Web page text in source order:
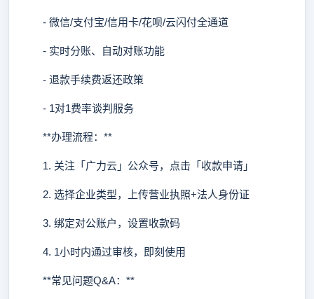
- 微信/支付宝/信用卡/花呗/云闪付全通道
- 实时分账、自动对账功能
- 退款手续费返还政策
- 1对1费率谈判服务
**办理流程：**
1. 关注「广力云」公众号，点击「收款申请」
2. 选择企业类型，上传营业执照+法人身份证
3. 绑定对公账户，设置收款码
4. 1小时内通过审核，即刻使用
**常见问题Q&A：**